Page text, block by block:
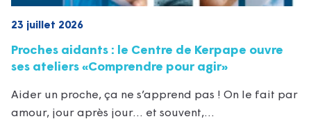
23 juillet 2026
Proches aidants : le Centre de Kerpape ouvre
ses ateliers «Comprendre pour agir»
Aider un proche, ça ne s’apprend pas ! On le fait par
amour, jour après jour… et souvent,…